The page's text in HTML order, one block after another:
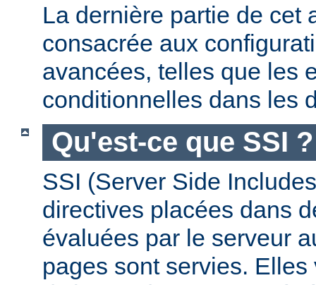
La dernière partie de cet
consacrée aux
avancées, telles que les
conditionnelles dans les
Qu'est-ce que SSI ?
SSI (Server Side
directives placées dans
évaluées par le serveur
pages sont servies.